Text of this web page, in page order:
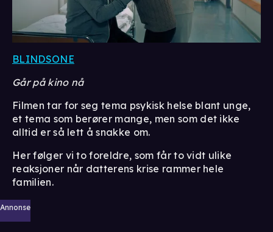
BLINDSONE
Går på kino nå
Filmen tar for seg tema psykisk helse blant unge,
et tema som berører mange, men som det ikke
alltid er så lett å snakke om.
Her følger vi to foreldre, som får to vidt ulike
reaksjoner når datterens krise rammer hele
familien.
Annonse